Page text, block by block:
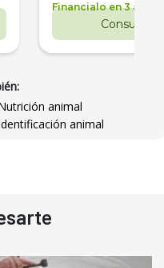
Financialo en 3 años
Consultar
animal
animal